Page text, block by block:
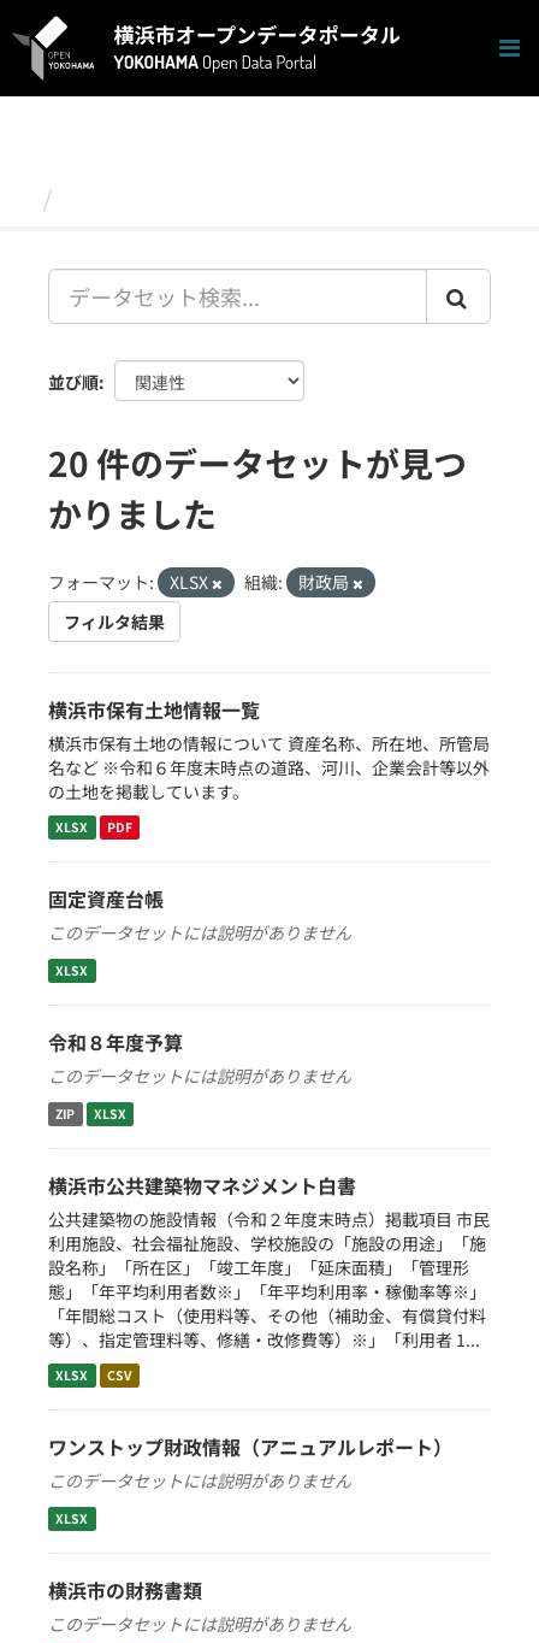
キ
並び順
20 件のデータセットが見つ
かりました
フォーマット: XLSX 組織:
財政局
フィルタ結果
横浜市保有土地情報一覧
横浜市保有土地の情報について 資産名称、所在地、所管局
名など ※令和６年度末時点の道路、河川、企業会計等以外
の土地を掲載しています。
XLSX PDF
固定資産台帳
このデータセットには説明がありません
XLSX
令和８年度予算
このデータセットには説明がありません
ZIP XLSX
横浜市公共建築物マネジメント白書
公共建築物の施設情報（令和２年度末時点）掲載項目 市民
利用施設、社会福祉施設、学校施設の「施設の用途」「施
設名称」「所在区」「竣工年度」「延床面積」「管理形
態」「年平均利用者数※」「年平均利用率・稼働率等※」
「年間総コスト（使用料等、その他（補助金、有償貸付料
等）、指定管理料等、修繕・改修費等）※」「利用者 1...
XLSX CSV
ワンストップ財政情報（アニュアルレポート）
このデータセットには説明がありません
XLSX
横浜市の財務書類
このデータセットには説明がありません